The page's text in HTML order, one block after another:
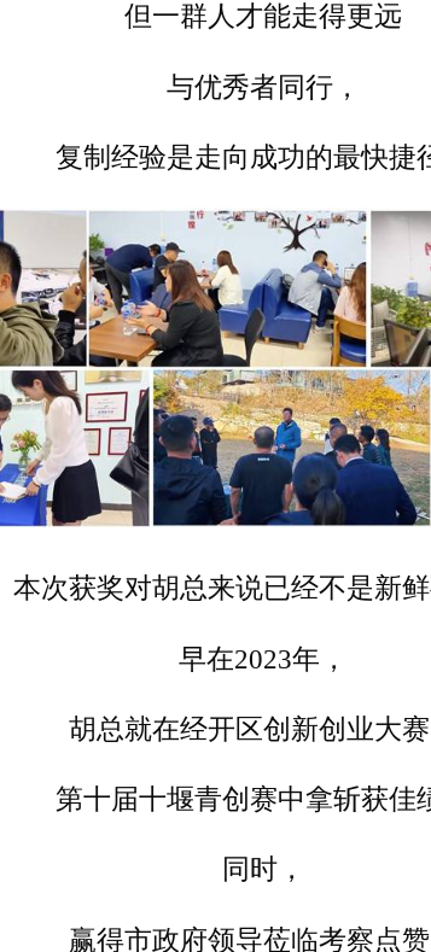
但一群人才能走得更远
与优秀者同行，
复制经验是走向成功的最快捷
本次获奖对胡总来说已经不是新鲜
早在2023年，
胡总就在经开区创新创业大赛
第十届十堰青创赛中拿斩获佳
同时，
赢得市政府领导莅临考察点赞